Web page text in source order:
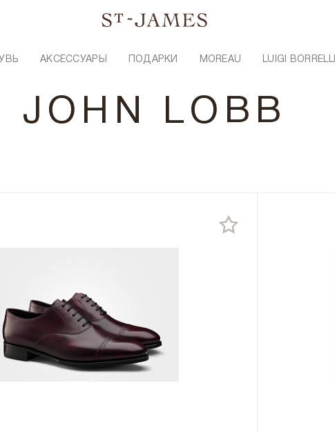
АКСЕССУАРЫ ПОДАРКИ MOREAU LUIGI BORRELLI
JOHN LOBB